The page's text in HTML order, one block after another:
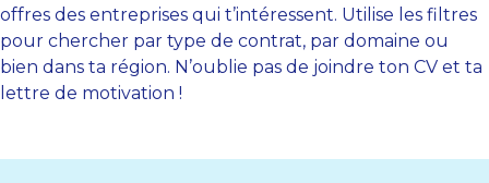
offres des entreprises qui t’intéressent. Utilise les filtres
pour chercher par type de contrat, par domaine ou
bien dans ta région. N’oublie pas de joindre ton CV et ta
lettre de motivation !